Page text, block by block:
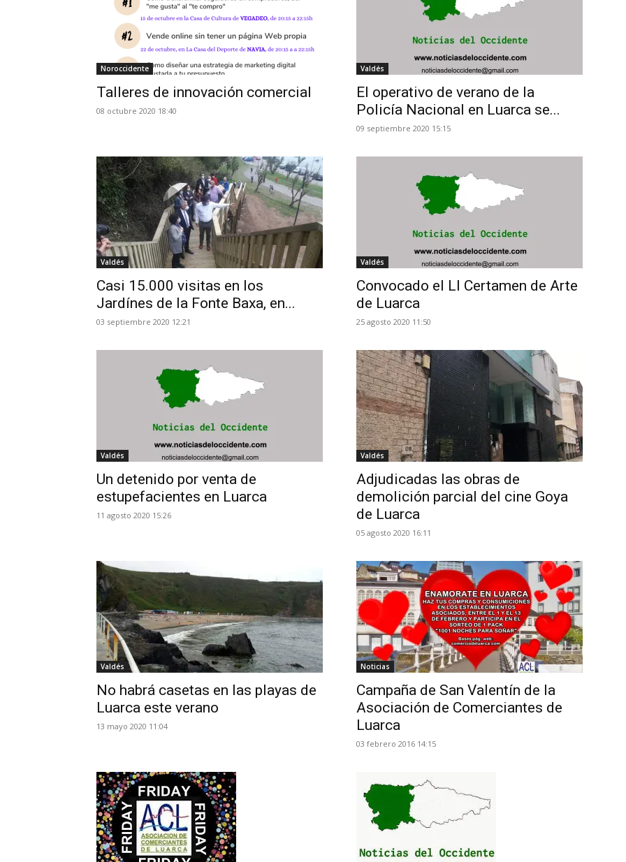
Noroccidente
Talleres de innovación comercial
08 octubre 2020 18:40
Valdés
El operativo de verano de la
Policía Nacional en Luarca se...
09 septiembre 2020 15:15
Valdés
Casi 15.000 visitas en los
Jardínes de la Fonte Baxa, en...
03 septiembre 2020 12:21
Valdés
Convocado el LI Certamen de Arte
de Luarca
25 agosto 2020 11:50
Valdés
Un detenido por venta de
estupefacientes en Luarca
11 agosto 2020 15:26
Valdés
Adjudicadas las obras de
demolición parcial del cine Goya
de Luarca
05 agosto 2020 16:11
Valdés
No habrá casetas en las playas de
Luarca este verano
13 mayo 2020 11:04
Noticias
Campaña de San Valentín de la
Asociación de Comerciantes de
Luarca
03 febrero 2016 14:15